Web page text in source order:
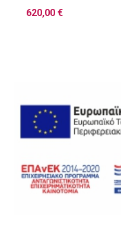
620,00 €